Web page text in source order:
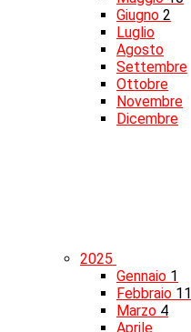
Giugno 2
Luglio
Agosto
Settembre
Ottobre
Novembre
Dicembre
2025
Gennaio 1
Febbraio 11
Marzo 4
Aprile